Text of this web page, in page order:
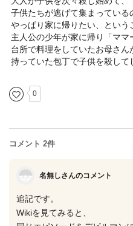
子供たちが逃げて集まっている
やっぱり家に帰りたい、という
主人公の少年が家に帰り「ママ
台所で料理をしていたお母さん
持っていた包丁で子供を殺して
0
コメント 2件
名無しさんのコメント
追記です。
Wikiを見てみると、